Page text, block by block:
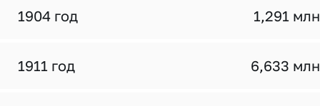
1904 год 1,291
1911 год 6,633